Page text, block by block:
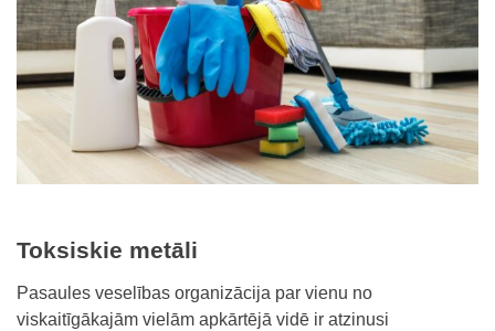
Toksiskie metāli
Pasaules veselības organizācija par vienu no
viskaitīgākajām vielām apkārtējā vidē ir atzinusi